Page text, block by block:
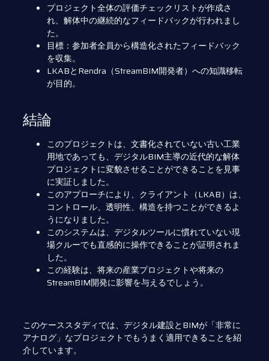
プロジェクト全体の評価チェックリストが作成さ
れ、解体中の継続的なフィードバックが行われまし
た。
目標：参加者全員から構造化されたフィードバック
を収集。
LKABとRendra（StreamBIM開発者）への知識移転
が目的。
結論
このプロジェクトは、文書化されていない古い工業
用地であっても、デジタルBIM主導の近代的な解体
プロジェクトに変貌させることができることを見事
に実証しました。
このアプローチにより、クライアント（LKAB）は、
コントロール、透明性、構造を持つことができるよ
うになりました。
このシステムは、デジタルツールに慣れていない現
場クルーでも直感的に操作できることが証明されま
した。
この経験は、将来の産業プロジェクトや将来の
StreamBIM開発に影響を与えるでしょう。
このケーススタディでは、デジタル建設とBIMが「非常に
アナログ」なプロジェクトでもうまく適用できることを紹
介しています。